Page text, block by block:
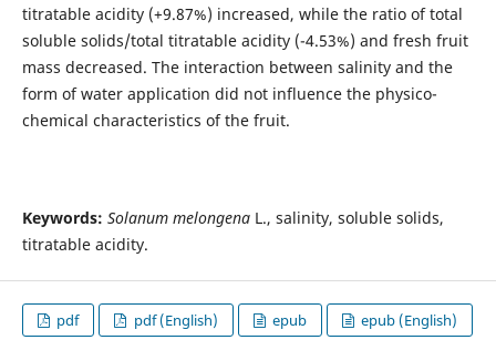
titratable acidity (+9.87%) increased, while the ratio of total
soluble solids/total titratable acidity (-4.53%) and fresh fruit
mass decreased. The interaction between salinity and the
form of water application did not influence the physico-
chemical characteristics of the fruit.
Keywords: Solanum melongenaL., salinity, soluble solids,
titratable acidity.
pdf pdf (English) epub epub (English)